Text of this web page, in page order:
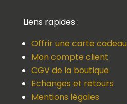
Liens rapides :
Offrir une carte cadeau
Mon compte client
CGV de la boutique
Echanges et retours
Mentions légales